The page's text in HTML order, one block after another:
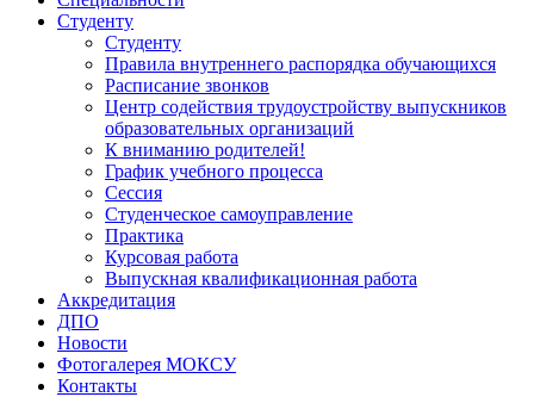
Студенту
Студенту
Правила внутреннего распорядка обучающихся
Расписание звонков
Центр содействия трудоустройству выпускников
образовательных организаций
К вниманию родителей!
График учебного процесса
Сессия
Студенческое самоуправление
Практика
Курсовая работа
Выпускная квалификационная работа
Аккредитация
ДПО
Новости
Фотогалерея МОКСУ
Контакты